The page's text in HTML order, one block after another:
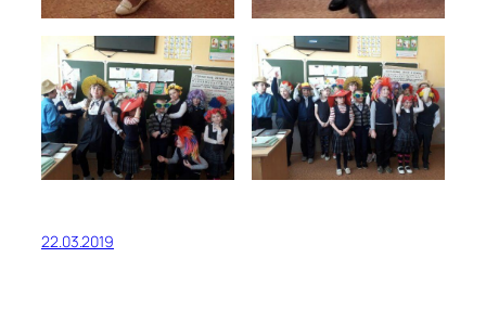
22.03.2019